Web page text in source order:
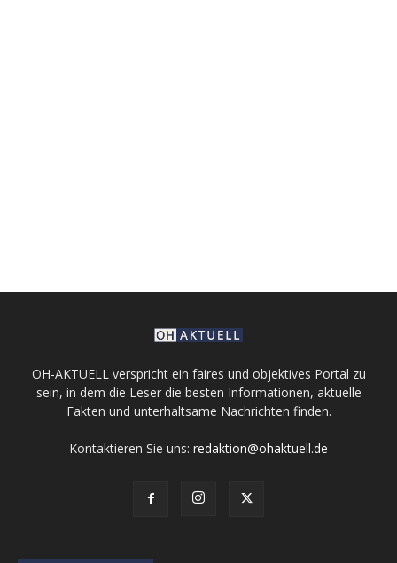
OH-AKTUELL verspricht ein faires und objektives Portal zu
sein, in dem die Leser die besten Informationen, aktuelle
Fakten und unterhaltsame Nachrichten finden.
Kontaktieren Sie uns: redaktion@ohaktuell.de